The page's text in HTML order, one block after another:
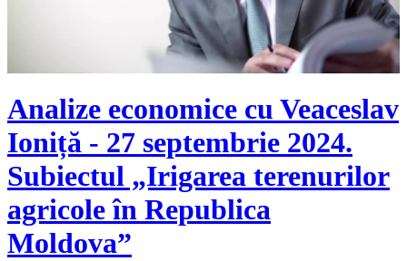
Video
Analize economice cu Veaceslav
Ioniță - 27 septembrie 2024.
Subiectul „Irigarea terenurilor
agricole în Republica
Moldova”